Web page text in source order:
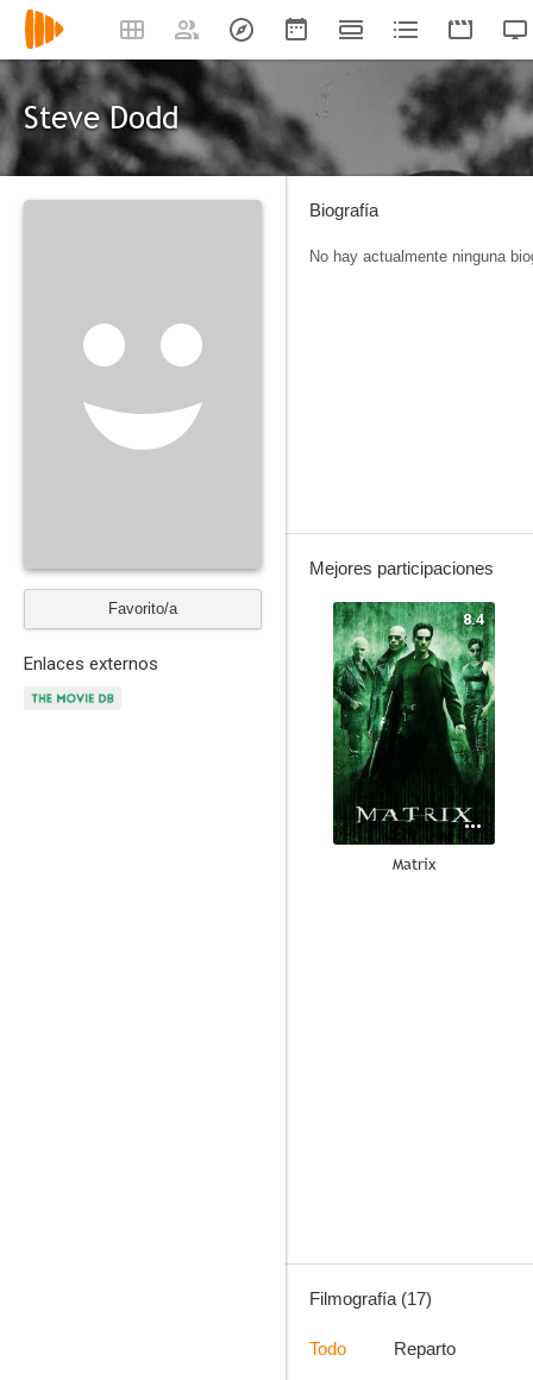
Steve Dodd
Favorito/a
Enlaces externos
Biografía
No hay actualmente ninguna
Mejores participaciones
8.4
Matrix
Filmografía (17)
Todo Reparto